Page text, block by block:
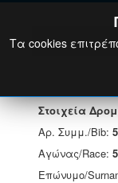
Στοιχεία
Αρ. Συμμ./Bib:
Αγώνας/Race:
Επώνυμο/
Τα cookies